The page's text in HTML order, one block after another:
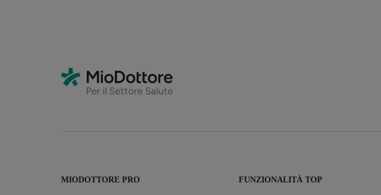
MIODOTTORE PRO FUNZIONALITÀ TOP